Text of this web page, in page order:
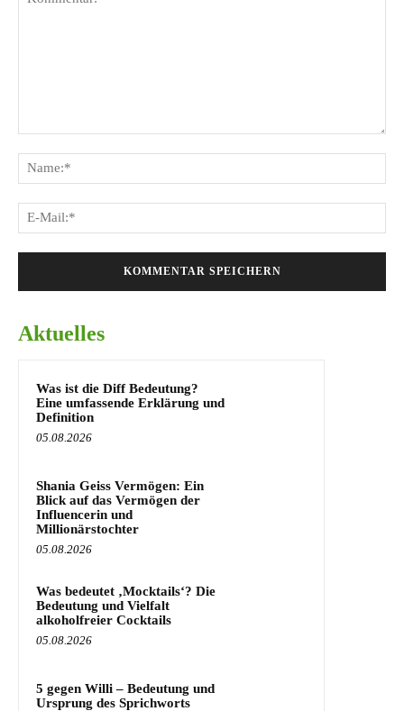
Aktuelles
Was ist die Diff Bedeutung?
Eine umfassende Erklärung und
Definition
05.08.2026
Shania Geiss Vermögen: Ein
Blick auf das Vermögen der
Influencerin und
Millionärstochter
05.08.2026
Was bedeutet ‚Mocktails‘? Die
Bedeutung und Vielfalt
alkoholfreier Cocktails
05.08.2026
5 gegen Willi – Bedeutung und
Ursprung des Sprichworts